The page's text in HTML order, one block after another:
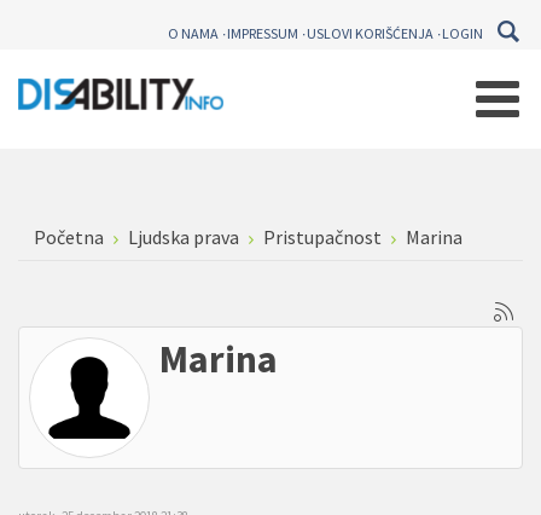
O NAMA IMPRESSUM USLOVI KORIŠĆENJA LOGIN
Početna Ljudska prava Pristupačnost Marina
Marina